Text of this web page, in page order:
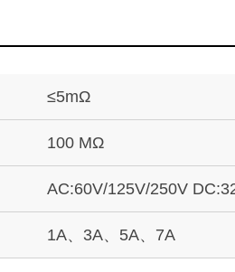
≤5mΩ
100 MΩ
AC:60V/125V/250V
1A、3A、5A、7A